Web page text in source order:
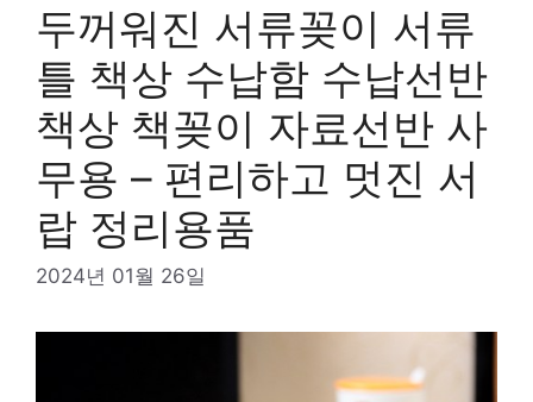
두꺼워진 서류꽂이 서류
틀 책상 수납함 수납선반
책상 책꽂이 자료선반 사
무용 – 편리하고 멋진 서
랍 정리용품
2024년 01월 26일